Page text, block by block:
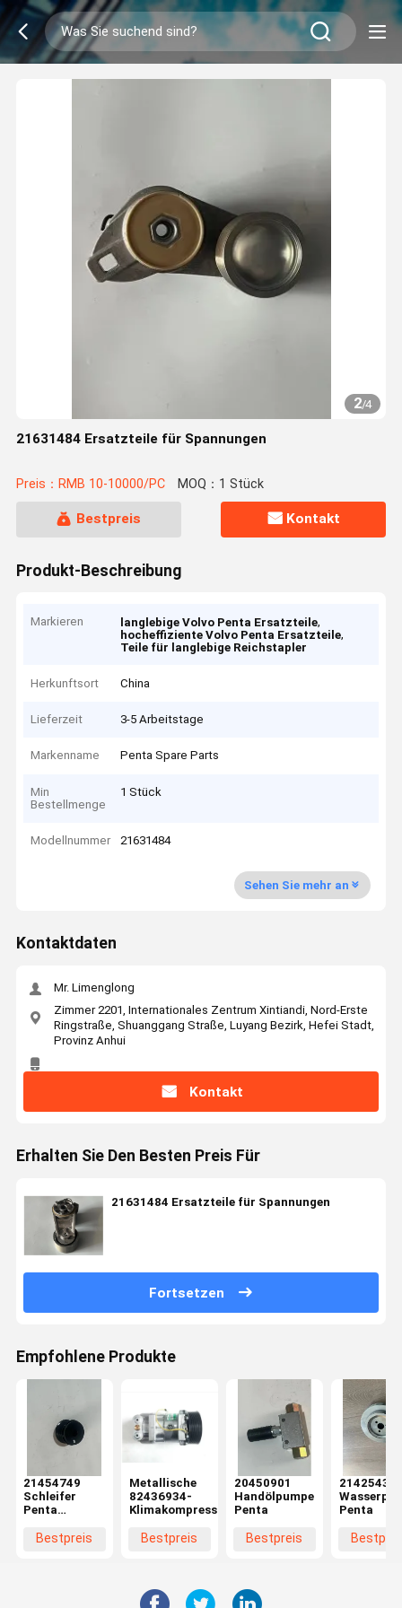
2/4
21631484 Ersatzteile für Spannungen
Preis：RMB 10-10000/PC MOQ：1 Stück
Bestpreis Kontakt
Produkt-Beschreibung
Markieren langlebige Volvo Penta Ersatzteile,
hocheffiziente Volvo Penta Ersatzteile,
Teile für langlebige Reichstapler
Herkunftsort China
Lieferzeit 3-5 Arbeitstage
Markenname Penta Spare Parts
Min
Bestellmenge
1 Stück
Modellnummer 21631484
Sehen Sie mehr an
Kontaktdaten
Mr. Limenglong
Zimmer 2201, Internationales Zentrum Xintiandi, Nord-Erste
Ringstraße, Shuanggang Straße, Luyang Bezirk, Hefei Stadt,
Provinz Anhui
Kontakt
Erhalten Sie Den Besten Preis Für
21631484 Ersatzteile für Spannungen
Fortsetzen
Empfohlene Produkte
21454749
Schleifer
Penta
Bestpreis
Metallische
82436934-
Klimakompressor
Bestpreis
20450901
Handölpumpe
Penta
Bestpreis
21425431
Penta